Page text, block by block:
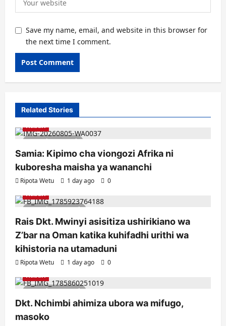
Save my name, email, and website in this browser for
the next time I comment.
Related Stories
1 minute read
Habari
Samia: Kipimo cha viongozi Afrika ni
kuboresha maisha ya wananchi
Ripota Wetu 1 day ago 0
2 minutes read
Habari
Rais Dkt. Mwinyi asisitiza ushirikiano wa
Z’bar na Oman katika kuhifadhi urithi wa
kihistoria na utamaduni
Ripota Wetu 1 day ago 0
2 minutes read
Habari
Dkt. Nchimbi ahimiza ubora wa mifugo,
masoko